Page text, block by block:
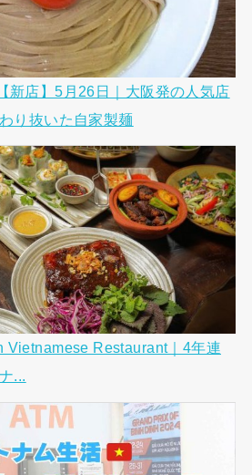
新店】5月26日｜大阪発の人気店
り抜いた自家製麺
Vietnamese Restaurant｜4年連
...